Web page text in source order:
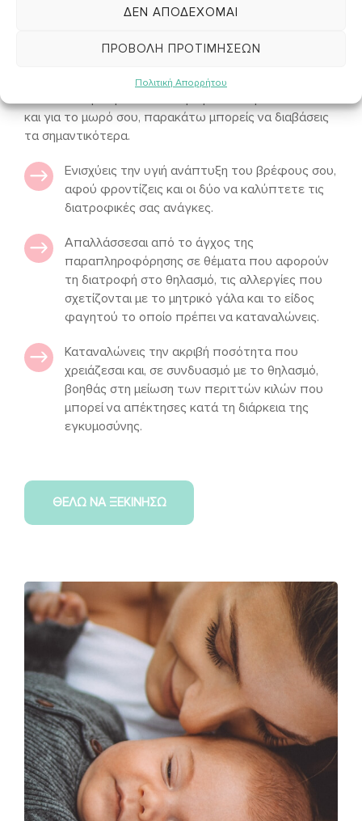
ΔΕΝ ΑΠΟΔΈΧΟΜΑΙ
ΠΡΟΒΟΛΉ ΠΡΟΤΙΜΉΣΕΩΝ
Πολιτική Απορρήτου
και για το μωρό σου, παρακάτω μπορείς να διαβάσεις
τα σημαντικότερα.
Ενισχύεις την υγιή ανάπτυξη του βρέφους σου,
αφού φροντίζεις και οι δύο να καλύπτετε τις
διατροφικές σας ανάγκες.
Απαλλάσσεσαι από το άγχος της
παραπληροφόρησης σε θέματα που αφορούν
τη διατροφή στο θηλασμό, τις αλλεργίες που
σχετίζονται με το μητρικό γάλα και το είδος
φαγητού το οποίο πρέπει να καταναλώνεις.
Καταναλώνεις την ακριβή ποσότητα που
χρειάζεσαι και, σε συνδυασμό με το θηλασμό,
βοηθάς στη μείωση των περιττών κιλών που
μπορεί να απέκτησες κατά τη διάρκεια της
εγκυμοσύνης.
ΘΕΛΩ ΝΑ ΞΕΚΙΝΗΣΩ